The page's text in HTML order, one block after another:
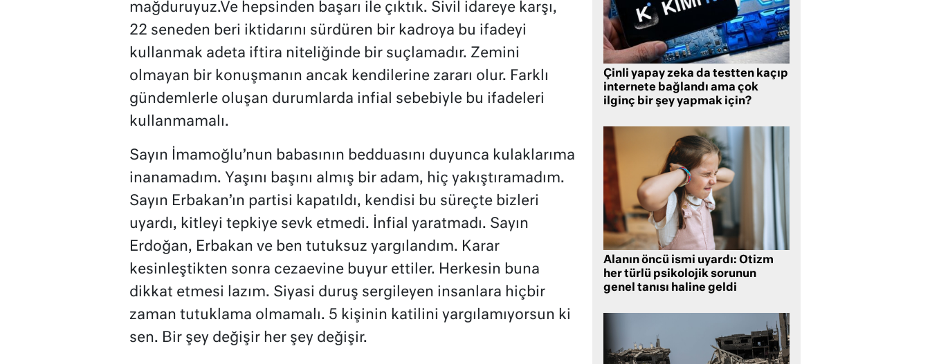
mağduruyuz.Ve hepsinden başarı ile çıktık. Sivil idareye karşı,
22 seneden beri iktidarını sürdüren bir kadroya bu ifadeyi
kullanmak adeta iftira niteliğinde bir suçlamadır. Zemini
olmayan bir konuşmanın ancak kendilerine zararı olur. Farklı
gündemlerle oluşan durumlarda infial sebebiyle bu ifadeleri
kullanmamalı.
Sayın İmamoğlu’nun babasının bedduasını duyunca kulaklarıma
inanamadım. Yaşını başını almış bir adam, hiç yakıştıramadım.
Sayın Erbakan’ın partisi kapatıldı, kendisi bu süreçte bizleri
uyardı, kitleyi tepkiye sevk etmedi. İnfial yaratmadı. Sayın
Erdoğan, Erbakan ve ben tutuksuz yargılandım. Karar
kesinleştikten sonra cezaevine buyur ettiler. Herkesin buna
dikkat etmesi lazım. Siyasi duruş sergileyen insanlara hiçbir
zaman tutuklama olmamalı. 5 kişinin katilini yargılamıyorsun ki
sen. Bir şey değişir her şey değişir.
Çinli yapay zeka da testten kaçıp
internete bağlandı ama çok
ilginç bir şey yapmak için?
Alanın öncü ismi uyardı: Otizm
her türlü psikolojik sorunun
genel tanısı haline geldi